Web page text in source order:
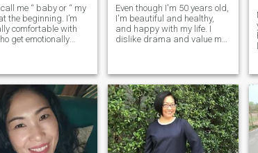
me “ baby or “ my
the beginning. I’m
comfortable with
get emotionally
girl , so do not talking
or one nig
Even though I'm 50 years old,
I'm beautiful and healthy,
and happy with my life. I
dislike drama and value my
loved ones and family. I love
nature, the sea, and sunse